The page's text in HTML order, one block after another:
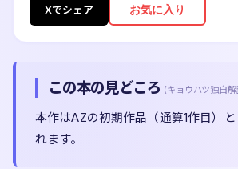
Xでシェア お気に入り
この本の見どころ (キョウハツ独自解
本作はAZの初期作品（通算1作目）
れます。